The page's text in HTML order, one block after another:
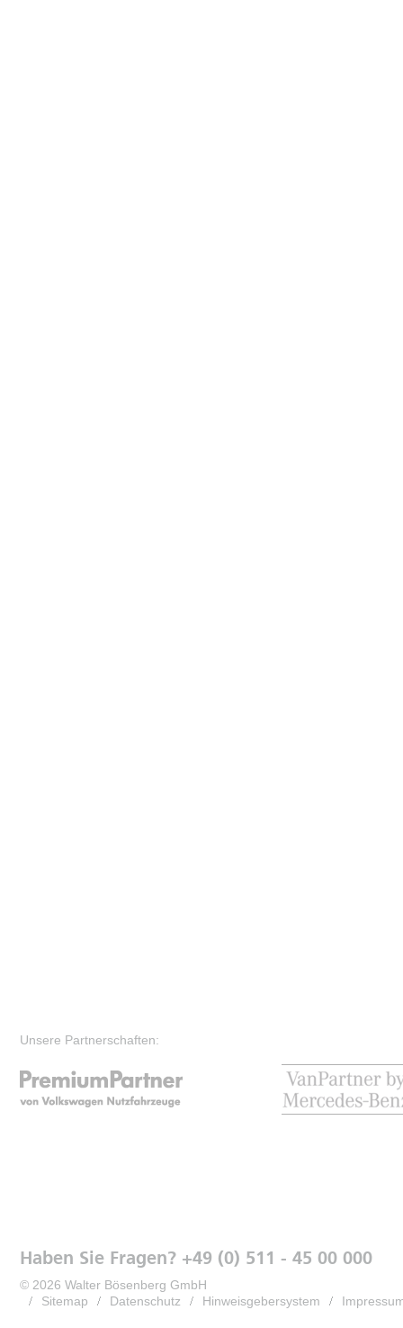
Unsere Partnerschaften:
Haben Sie Fragen? +49 (0) 511 - 45 00 000
© 2026 Walter Bösenberg GmbH
Sitemap
Datenschutz Hinweisgebersystem